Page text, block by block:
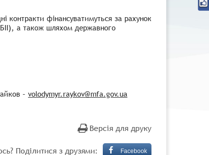
контракти фінансуватимуться за рахунок
а також шляхом державного
– volodymyr.raykov@mfa.gov.ua
Версія для друку
Поділитися з друзями: Facebook